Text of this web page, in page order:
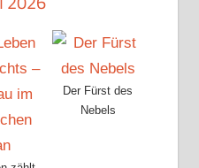
Der Fürst des
Nebels